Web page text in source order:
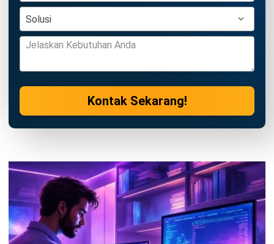
Inventory
Asset
Invoicing
Accounting
Procurement
POS (Point of Sales)